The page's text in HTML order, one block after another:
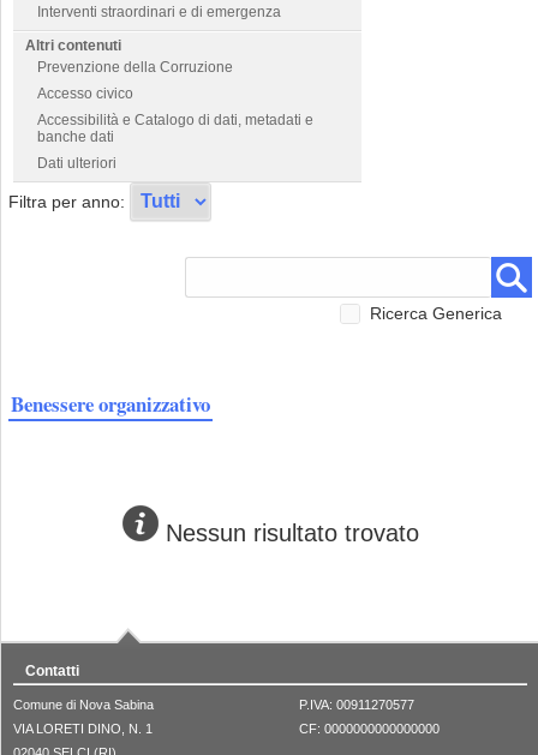
Interventi straordinari e di emergenza
Altri contenuti
Prevenzione della Corruzione
Accesso civico
Accessibilità e Catalogo di dati, metadati e
banche dati
Dati ulteriori
Filtra per anno:
Ricerca Generica
Benessere organizzativo
Nessun risultato trovato
Contatti
Comune di Nova Sabina
VIA LORETI DINO, N. 1
P.IVA: 00911270577
CF: 0000000000000000